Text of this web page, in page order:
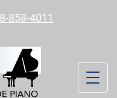
858-4011